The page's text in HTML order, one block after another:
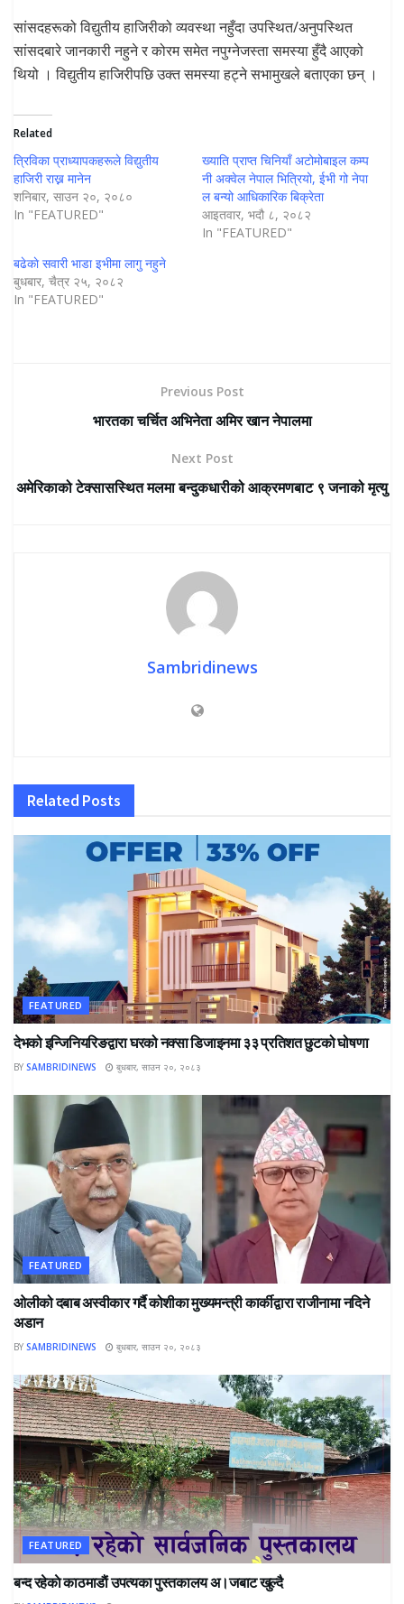
सांसदहरूको विद्युतीय हाजिरीको व्यवस्था नहुँदा उपस्थित/अनुपस्थित
सांसदबारे जानकारी नहुने र कोरम समेत नपुग्नेजस्ता समस्या हुँदै आएको
थियो । विद्युतीय हाजिरीपछि उक्त समस्या हट्ने सभामुखले बताएका छन् ।
Related
त्रिविका प्राध्यापकहरूले विद्युतीय
हाजिरी राख्न मानेन
शनिबार, साउन २०, २०८०
In "FEATURED"
ख्याति प्राप्त चिनियाँ अटोमोबाइल कम्प
नी अक्वेल नेपाल भित्रियो, ईभी गो नेपा
ल बन्यो आधिकारिक बिक्रेता
आइतवार, भदौ ८, २०८२
In "FEATURED"
बढेकाे सवारी भाडा इभीमा लागु नहुने
बुधबार, चैत्र २५, २०८२
In "FEATURED"
Previous Post
भारतका चर्चित अभिनेता अमिर खान नेपालमा
Next Post
अमेरिकाको टेक्सासस्थित मलमा बन्दुकधारीको आक्रमणबाट ९ जनाको मृत्यु
Sambridinews
Related Posts
FEATURED
देभको इन्जिनियरिङद्वारा घरको नक्सा डिजाइनमा ३३ प्रतिशत छुटको घोषणा
BY SAMBRIDINEWS बुधबार, साउन २०, २०८३
FEATURED
ओलीको दबाब अस्वीकार गर्दै कोशीका मुख्यमन्त्री कार्कीद्वारा राजीनामा नदिने
अडान
BY SAMBRIDINEWS बुधबार, साउन २०, २०८३
FEATURED
बन्द रहेकाे काठमाडाैं उपत्यका पुस्तकालय अ।जबाट खुल्दै